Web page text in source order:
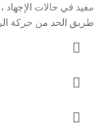
مفيد في حالات الإجهاد ،
طريق الحد من حركة